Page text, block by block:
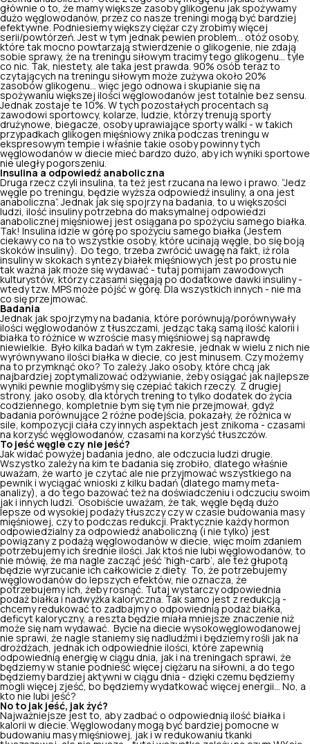
głównie o to, że mamy większe zasoby glikogenu jak spożywamy
dużo węglowodanów, przez co nasze treningi mogą być bardziej
efektywne. Podniesiemy większy ciężar czy zrobimy więcej
serii/powtórzeń. Jest w tym jednak pewien problem… otóż osoby,
które tak mocno powtarzają stwierdzenie o glikogenie, nie zdają
sobie sprawy, że na treningu siłowym tracimy tego glikogenu… tyle
co nic. Tak, niestety, ale taka jest prawda. 90% osób teraz to
czytających na treningu siłowym może zużywa około 20%
zasobów glikogenu… więc jego odnowa i skupianie się na
spożywaniu większej ilości węglowodanów jest totalnie bez sensu.
Jednak zostaje te 10%. W tych pozostałych procentach są
zawodowi sportowcy, kolarze, ludzie, którzy trenują sporty
drużynowe, biegacze, osoby uprawiające sporty walki - w takich
przypadkach glikogen mięśniowy znika podczas treningu w
ekspresowym tempie i właśnie takie osoby powinny tych
węglowodanów w diecie mieć bardzo dużo, aby ich wyniki sportowe
nie uległy pogorszeniu.
Insulina a odpowiedź anaboliczna
Druga rzecz czyli insulina, ta też jest rzucana na lewo i prawo. “Jedz
węgle po treningu, będzie wyższa odpowiedź insuliny, a ona jest
anaboliczna”. Jednak jak się spojrzy na badania, to u większości
ludzi, ilość insuliny potrzebna do maksymalnej odpowiedzi
anabolicznej mięśniowej jest osiągana po spożyciu samego białka.
Tak! Insulina idzie w górę po spożyciu samego białka (Jestem
ciekawy co na to wszystkie osoby, które ucinają węgle, bo się boją
skoków insuliny).
Do tego, trzeba zwrócić uwagę na fakt, iż rola
insuliny w skokach syntezy białek mięśniowych jest po prostu nie
tak ważna jak może się wydawać - tutaj pomijam zawodowych
kulturystów, którzy czasami sięgają po dodatkowe dawki insuliny -
wtedy tzw. MPS może pójść w górę. Dla wszystkich innych - nie ma
co się przejmować.
Badania
Jednak jak spojrzymy na badania, które porównują/porównywały
ilości węglowodanów z tłuszczami, jedząc taką samą ilość kalorii i
białka to różnice w wzroście masy mięśniowej są naprawdę
niewielkie.
Było kilka badań w tym zakresie, jednak w wielu z nich nie
wyrównywano ilości białka w diecie, co jest minusem. Czy możemy
na to przymknąć oko? To zależy. Jako osoby, które chcą jak
najbardziej zoptymalizować odżywianie, żeby osiągać jak najlepsze
wyniki pewnie moglibyśmy się czepiać takich rzeczy. Z drugiej
strony, jako osoby, dla których trening to tylko dodatek do życia
codziennego, kompletnie bym się tym nie przejmował, gdyż
badania porównujące 2 różne podejścia, pokazały, że różnica w
sile, kompozycji ciała czy innych aspektach jest znikoma - czasami
na korzyść węglowodanów, czasami na korzyść tłuszczów.
To jeść węgle czy nie jeść?
Jak widać powyżej badania jedno, ale odczucia ludzi drugie.
Wszystko zależy na kim te badania się zrobiło, dlatego właśnie
uważam, że warto je czytać ale nie przyjmować wszystkiego na
pewnik i wyciągać wnioski z kilku badań (dlatego mamy meta-
analizy), a do tego bazować też na doświadczeniu i odczuciu swoim
jak i innych ludzi.
Osobiście uważam, że tak, węgle będą dużo
lepsze od wysokiej podaży tłuszczy czy w czasie budowania masy
mięśniowej, czy to podczas redukcji. Praktycznie każdy hormon
odpowiedzialny za odpowiedź anaboliczną (i nie tylko) jest
powiązanyz podażą węglowodanów w diecie, więc moim zdaniem
potrzebujemy ich średnie ilości. Jak ktoś nie lubi węglowodanów, to
nie mówię, że ma nagle zacząć jeść ‘high-carb’, ale też głupotą
będzie wyrzucanie ich całkowicie z diety. To, że potrzebujemy
węglowodanów do lepszych efektów, nie oznacza, że
potrzebujemy ich, żeby rosnąć. Tutaj wystarczy odpowiednia
podaż białka i nadwyżka kaloryczna. Tak samo jest z redukcją -
chcemy redukować to zadbajmy o odpowiednią podaż białka,
deficyt kaloryczny, a reszta będzie miała mniejsze znaczenie niż
może się nam wydawać.
Bycie na diecie wysokowęglowodanowej
nie sprawi, że nagle staniemy się nadludźmi i będziemy rośli jak na
drożdżach, jednak ich odpowiednie ilości, które zapewnią
odpowiednią energię w ciągu dnia, jak i na treningach sprawi, że
będziemy w stanie podnieść więcej ciężaru na siłowni, a do tego
będziemy bardziej aktywni w ciągu dnia - dzięki czemu będziemy
mogli więcej zjeść, bo będziemy wydatkować więcej energii… No, a
kto nie lubi jeść?
No to jak jeść, jak żyć?
Najważniejsze jest to, aby zadbać o odpowiednią ilość białka i
kalorii w diecie. Węglowodany mogą być bardziej pomocne w
budowaniu masy mięśniowej, jak i wredukowaniu tkanki